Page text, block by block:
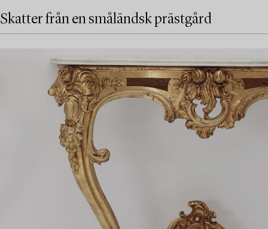
Skatter från en småländsk prästgård